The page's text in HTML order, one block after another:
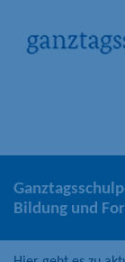
Bildung und